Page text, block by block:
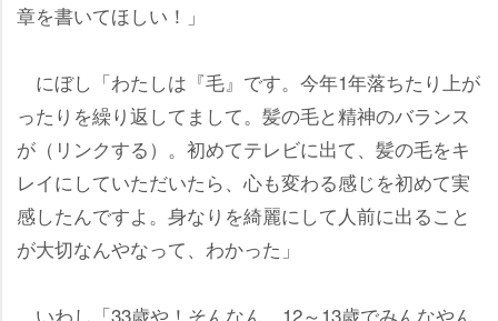
章を書いてほしい！」
にぼし「わたしは『毛』です。今年1年落ちたり上が
ったりを繰り返してまして。髪の毛と精神のバランス
が（リンクする）。初めてテレビに出て、髪の毛をキ
レイにしていただいたら、心も変わる感じを初めて実
感したんですよ。身なりを綺麗にして人前に出ること
が大切なんやなって、わかった」
いわし「33歳や！そんなん、12～13歳でみんなやん